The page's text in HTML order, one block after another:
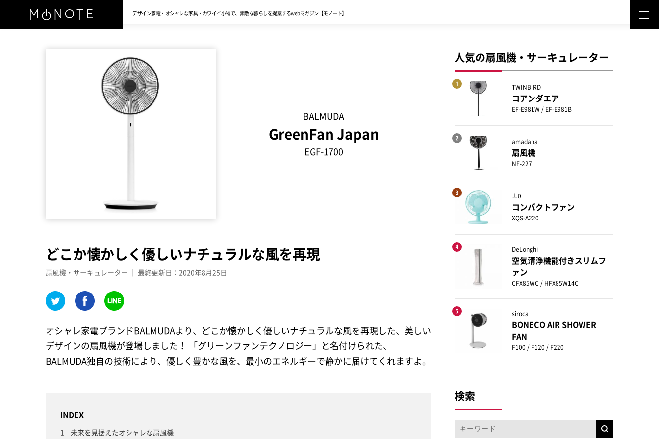
デザイン家電・オシャレな家具・カワイイ小物で、 素敵な暮らしを提案するwebマガジン【モノート】
BALMUDA
GreenFan Japan
EGF-1700
どこか懐かしく優しいナチュラルな風を再現
扇風機・サーキュレーター ｜ 最終更新日：2020年8月25日
オシャレ家電ブランドBALMUDAより、どこか懐かしく優しいナチュラルな風を再現した、美しい
デザインの扇風機が登場しました！ 「グリーンファンテクノロジー」と名付けられた、
BALMUDA独自の技術により、優しく豊かな風を、最小のエネルギーで静かに届けてくれますよ。
INDEX
1 未来を見据えたオシャレな扇風機
人気の扇風機・サーキュレーター
TWINBIRD
コアンダエア
EF-E981W / EF-E981B
amadana
扇風機
NF-227
±0
コンパクトファン
XQS-A220
DeLonghi
空気清浄機能付きスリムフ
ァン
CFX85WC / HFX85W14C
siroca
BONECO AIR SHOWER
FAN
F100 / F120 / F220
検索